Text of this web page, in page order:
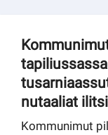
Tassaarsuaq
nutaaliat
Kommunimut